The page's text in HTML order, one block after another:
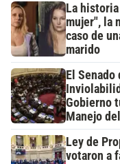
La
mujer", la
caso de
marido
El Senado
Gobierno
Manejo
Ley de
votaron a